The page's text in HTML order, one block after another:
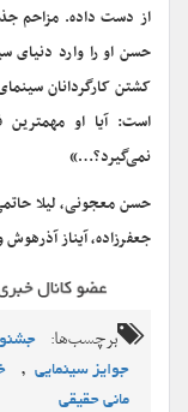
از دست داده. مزاحم
حسن او را وارد دنیای
کشتن کارگردانان
است: آیا او
نمی‌گیرد؟…»
حسن معجونی، لیلا
جعفرزاده، آیناز
برچسب‌ها:
جوایز سینمایی ,
مانی حقیقی